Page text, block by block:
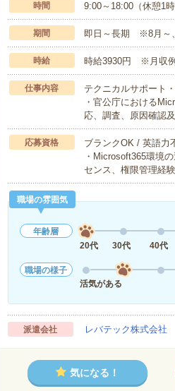
時間 9:00～18:00（休憩1
期間 即日～長期 ※8月～
時給 時給3930円 ※月収例
仕事内容
テクニカルサポート
・官公庁における
応、調査、原因確認
応募資格
ブランクOK / 英語力
・Microsoft365環境
センス、権限管理経
職場の雰囲気
年齢層
20代
30代 40代
職場の様子
活気がある
派遣会社 レバテック株式会社
気になる！